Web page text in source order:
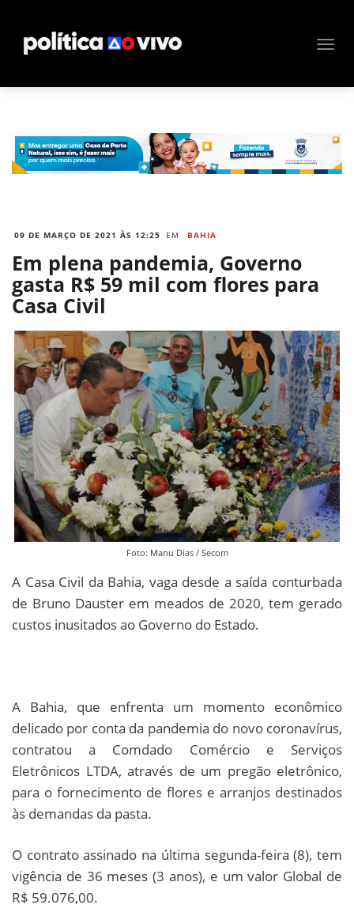
09 DE MARÇO DE 2021 ÀS 12:25 EM BAHIA
Em plena pandemia, Governo
gasta R$ 59 mil com flores para
Casa Civil
Foto: Manu Dias / Secom
A Casa Civil da Bahia, vaga desde a saída conturbada
de Bruno Dauster em meados de 2020, tem gerado
custos inusitados ao Governo do Estado.
A Bahia, que enfrenta um momento econômico
delicado por conta da pandemia do novo coronavírus,
contratou a Comdado Comércio e Serviços
Eletrônicos LTDA, através de um pregão eletrônico,
para o fornecimento de flores e arranjos destinados
às demandas da pasta.
O contrato assinado na última segunda-feira (8), tem
vigência de 36 meses (3 anos), e um valor Global de
R$ 59.076,00.